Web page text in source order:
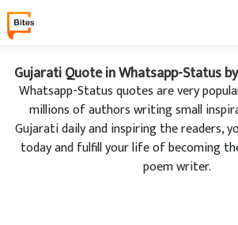
Gujarati Quote in Whatsapp-Status
Whatsapp-Status quotes are very
millions of authors writing small
Gujarati daily and inspiring the readers,
today and fulfill your life of becoming
poem writer.